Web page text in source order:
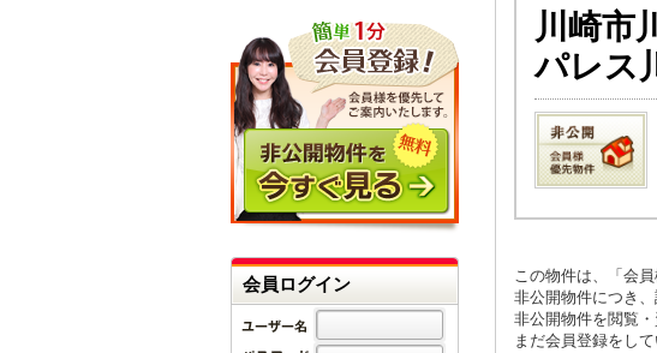
川崎市
パレス
この物件は、「会
非公開物件につき
非公開物件を閲覧
まだ会員登録をし
会員ログイン